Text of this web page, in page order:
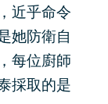
近乎命令
她防衛自
每位廚師
採取的是